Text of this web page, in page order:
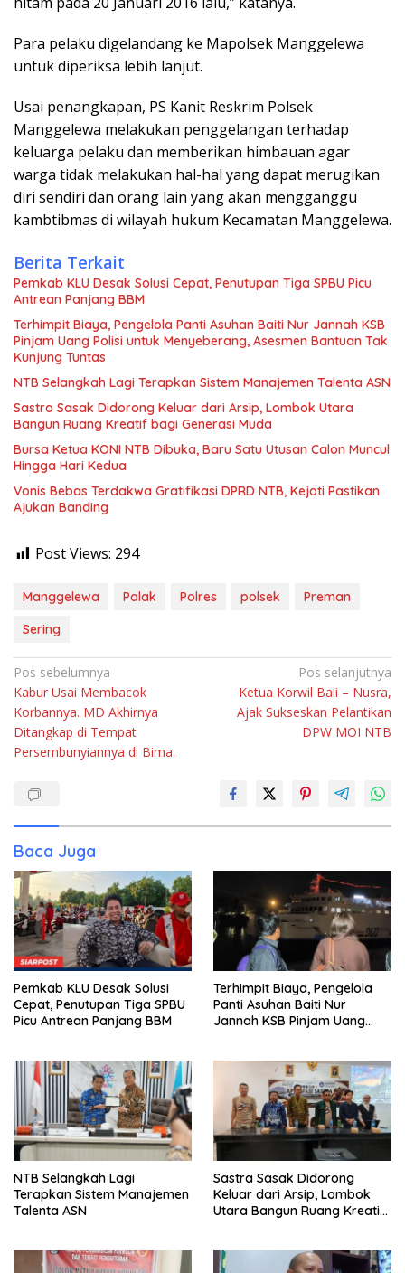
Para pelaku digelandang ke Mapolsek Manggelewa
untuk diperiksa lebih lanjut.
Usai penangkapan, PS Kanit Reskrim Polsek
Manggelewa melakukan penggelangan terhadap
keluarga pelaku dan memberikan himbauan agar
warga tidak melakukan hal-hal yang dapat merugikan
diri sendiri dan orang lain yang akan mengganggu
kambtibmas di wilayah hukum Kecamatan Manggelewa.
Berita Terkait
Pemkab KLU Desak Solusi Cepat, Penutupan Tiga SPBU Picu
Antrean Panjang BBM
Terhimpit Biaya, Pengelola Panti Asuhan Baiti Nur Jannah KSB
Pinjam Uang Polisi untuk Menyeberang, Asesmen Bantuan Tak
Kunjung Tuntas
NTB Selangkah Lagi Terapkan Sistem Manajemen Talenta ASN
Sastra Sasak Didorong Keluar dari Arsip, Lombok Utara
Bangun Ruang Kreatif bagi Generasi Muda
Bursa Ketua KONI NTB Dibuka, Baru Satu Utusan Calon Muncul
Hingga Hari Kedua
Vonis Bebas Terdakwa Gratifikasi DPRD NTB, Kejati Pastikan
Ajukan Banding
Post Views: 294
Manggelewa Palak Polres polsek
Preman
Sering
Navigasi
pos
Pos sebelumnya
Kabur Usai Membacok
Korbannya. MD Akhirnya
Ditangkap di Tempat
Persembunyiannya di Bima.
Pos selanjutnya
Ketua Korwil Bali – Nusra,
Ajak Sukseskan Pelantikan
DPW MOI NTB
Baca Juga
Pemkab KLU Desak Solusi
Cepat, Penutupan Tiga SPBU
Picu Antrean Panjang BBM
Terhimpit Biaya, Pengelola
Panti Asuhan Baiti Nur
Jannah KSB Pinjam Uang
Kunjung Tuntas
NTB Selangkah Lagi
Terapkan Sistem Manajemen
Talenta ASN
Sastra Sasak Didorong
Keluar dari Arsip, Lombok
Utara Bangun Ruang Kreatif